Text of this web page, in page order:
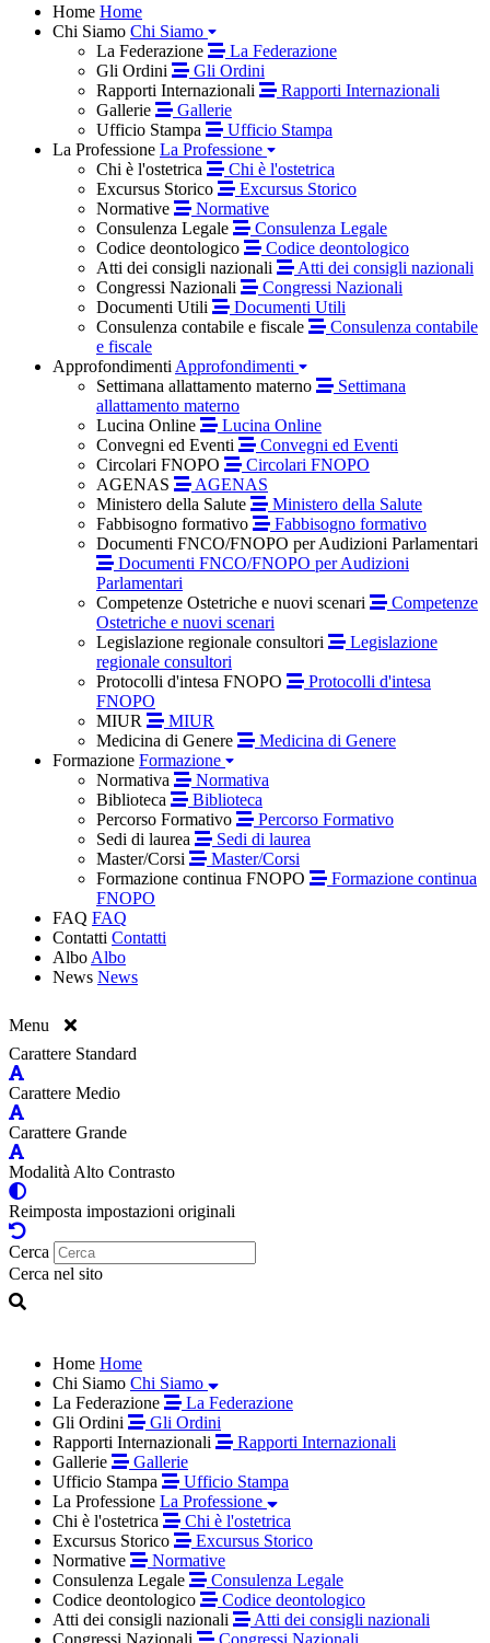
Home Home
Chi Siamo Chi Siamo
La Federazione
La Federazione
Gli Ordini
Gli Ordini
Rapporti Internazionali
Rapporti Internazionali
Gallerie
Gallerie
Ufficio Stampa
Ufficio Stampa
La Professione La Professione
Chi è l'ostetrica
Chi è l'ostetrica
Excursus Storico
Excursus Storico
Normative
Normative
Consulenza Legale
Consulenza Legale
Codice deontologico
Codice deontologico
Atti dei consigli nazionali
Atti dei consigli nazionali
Congressi Nazionali
Congressi Nazionali
Documenti Utili
Documenti Utili
Consulenza contabile e fiscale
Consulenza contabile
e fiscale
Approfondimenti Approfondimenti
Settimana allattamento materno
Settimana
allattamento materno
Lucina Online
Lucina Online
Convegni ed Eventi
Convegni ed Eventi
Circolari FNOPO
Circolari FNOPO
AGENAS
AGENAS
Ministero della Salute
Ministero della Salute
Fabbisogno formativo
Fabbisogno formativo
Documenti FNCO/FNOPO per Audizioni Parlamentari
Documenti FNCO/FNOPO per Audizioni
Parlamentari
Competenze Ostetriche e nuovi scenari
Competenze
Ostetriche e nuovi scenari
Legislazione regionale consultori
Legislazione
regionale consultori
Protocolli d'intesa FNOPO
Protocolli d'intesa
FNOPO
MIUR
MIUR
Medicina di Genere
Medicina di Genere
Formazione Formazione
Normativa
Normativa
Biblioteca
Biblioteca
Percorso Formativo
Percorso Formativo
Sedi di laurea
Sedi di laurea
Master/Corsi
Master/Corsi
Formazione continua FNOPO
Formazione continua
FNOPO
FAQ FAQ
Contatti Contatti
Albo Albo
News News
Menu
Carattere Standard
Carattere Medio
Carattere Grande
Modalità Alto Contrasto
Reimposta impostazioni originali
Cerca
Cerca nel sito
Home Home
Chi Siamo Chi Siamo
La Federazione
La Federazione
Gli Ordini
Gli Ordini
Rapporti Internazionali
Rapporti Internazionali
Gallerie
Gallerie
Ufficio Stampa
Ufficio Stampa
La Professione La Professione
Chi è l'ostetrica
Chi è l'ostetrica
Excursus Storico
Excursus Storico
Normative
Normative
Consulenza Legale
Consulenza Legale
Codice deontologico
Codice deontologico
Atti dei consigli nazionali
Atti dei consigli nazionali
Congressi Nazionali
Congressi Nazionali